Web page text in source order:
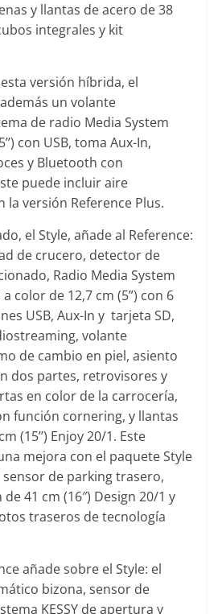
y llantas de acero de 38
integrales y kit
versión híbrida, el
un volante
de radio Media System
con USB, toma Aux-In,
y Bluetooth con
puede incluir aire
la versión Reference Plus.
el Style, añade al Reference:
de crucero, detector de
Radio Media System
color de 12,7 cm (5”) con 6
USB, Aux-In y tarjeta SD,
volante
de cambio en piel, asiento
dos partes, retrovisores y
en color de la carrocería,
función cornering, y llantas
(15’’) Enjoy 20/1. Este
mejora con el paquete Style
sensor de parking trasero,
41 cm (16″) Design 20/1 y
traseros de tecnología
añade sobre el Style: el
bizona, sensor de
KESSY de apertura y